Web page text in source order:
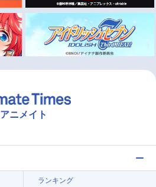
アニメイト
ランキング